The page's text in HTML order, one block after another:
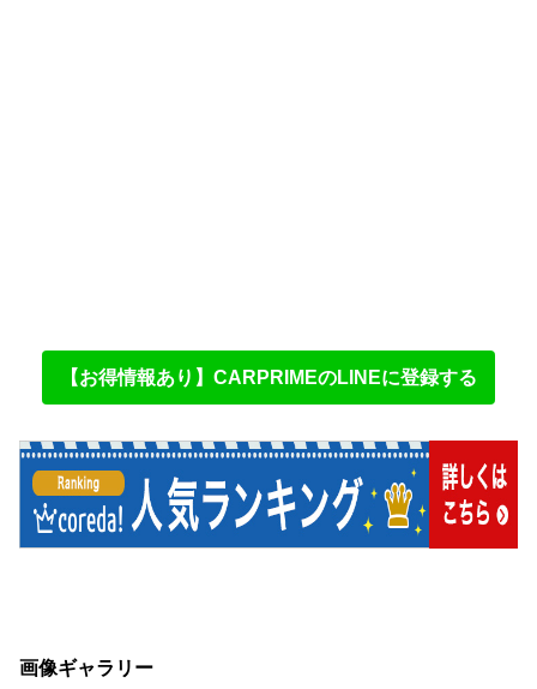
【お得情報あり】CARPRIMEのLINEに登録する
画像ギャラリー